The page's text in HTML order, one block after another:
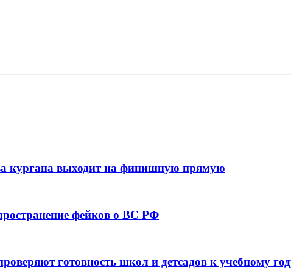
кургана выходит на финишную прямую
фейков о ВС РФ
готовность школ и детсадов к учебному